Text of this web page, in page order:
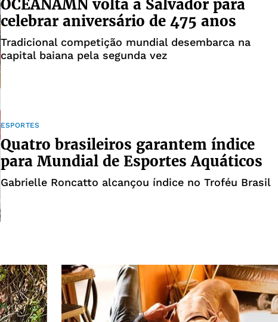
OCEANAMN volta a Salvador para
celebrar aniversário de 475 anos
Tradicional competição mundial desembarca na
capital baiana pela segunda vez
ESPORTES
Quatro brasileiros garantem índice
para Mundial de Esportes Aquáticos
Gabrielle Roncatto alcançou índice no Troféu Brasil